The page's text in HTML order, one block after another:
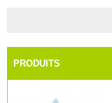
PRODUITS